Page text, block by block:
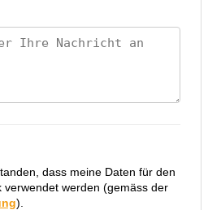
dass meine Daten für den
verwendet werden (gemäss der
).